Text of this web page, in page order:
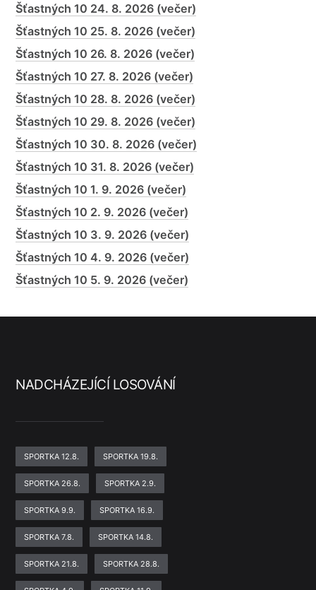
Šťastných 10 24. 8. 2026 (večer)
Šťastných 10 25. 8. 2026 (večer)
Šťastných 10 26. 8. 2026 (večer)
Šťastných 10 27. 8. 2026 (večer)
Šťastných 10 28. 8. 2026 (večer)
Šťastných 10 29. 8. 2026 (večer)
Šťastných 10 30. 8. 2026 (večer)
Šťastných 10 31. 8. 2026 (večer)
Šťastných 10 1. 9. 2026 (večer)
Šťastných 10 2. 9. 2026 (večer)
Šťastných 10 3. 9. 2026 (večer)
Šťastných 10 4. 9. 2026 (večer)
Šťastných 10 5. 9. 2026 (večer)
NADCHÁZEJÍCÍ LOSOVÁNÍ
SPORTKA 12.8. SPORTKA 19.8.
SPORTKA 26.8. SPORTKA 2.9.
SPORTKA 9.9. SPORTKA 16.9.
SPORTKA 7.8. SPORTKA 14.8.
SPORTKA 21.8. SPORTKA 28.8.